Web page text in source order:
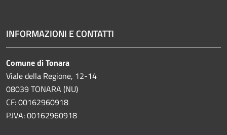
INFORMAZIONI E CONTATTI
Comune di Tonara
Viale della Regione, 12-14
08039 TONARA (NU)
CF: 00162960918
P.IVA: 00162960918